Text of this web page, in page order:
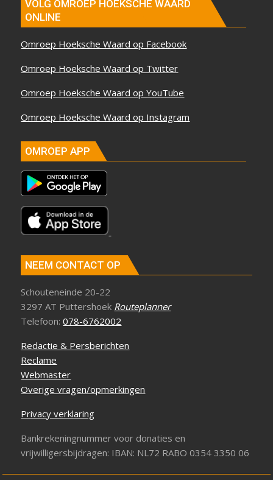
VOLG OMROEP HOEKSCHE WAARD
ONLINE
Omroep Hoeksche Waard op Facebook
Omroep Hoeksche Waard op Twitter
Omroep Hoeksche Waard op YouTube
Omroep Hoeksche Waard op Instagram
OMROEP APP
NEEM CONTACT OP
Schouteneinde 20-22
3297 AT Puttershoek Routeplanner
Telefoon:078-6762002
Redactie & Persberichten
Reclame
Webmaster
Overige vragen/opmerkingen
Privacy verklaring
Bankrekeningnummer voor donaties en
vrijwilligersbijdragen: IBAN: NL72 RABO 0354 3350 06